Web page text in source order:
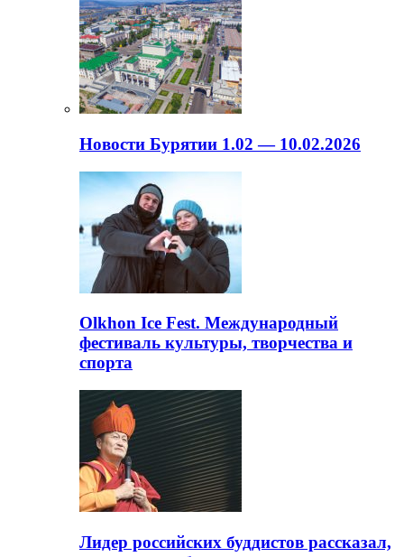
Новости Бурятии 1.02 — 10.02.2026
Olkhon Ice Fest. Международный
фестиваль культуры, творчества и
спорта
Лидер российских буддистов рассказал,